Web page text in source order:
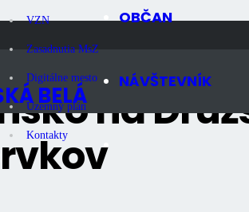
VZN
Zasadnutia MsZ
Digitálne mesto
Územný plán
Kontakty
BELÁ
OBČAN
NÁVŠTEVNÍK
na